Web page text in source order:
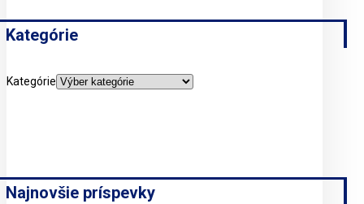
Kategórie
Kategórie
Najnovšie príspevky